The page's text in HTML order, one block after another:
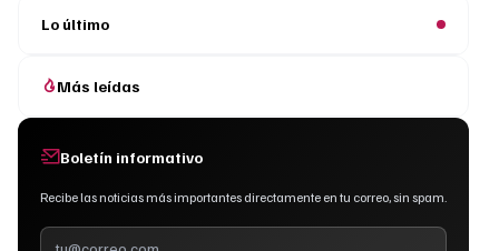
Lo último
Más leídas
Boletín informativo
Recibe las noticias más importantes directamente en tu correo, sin spam.